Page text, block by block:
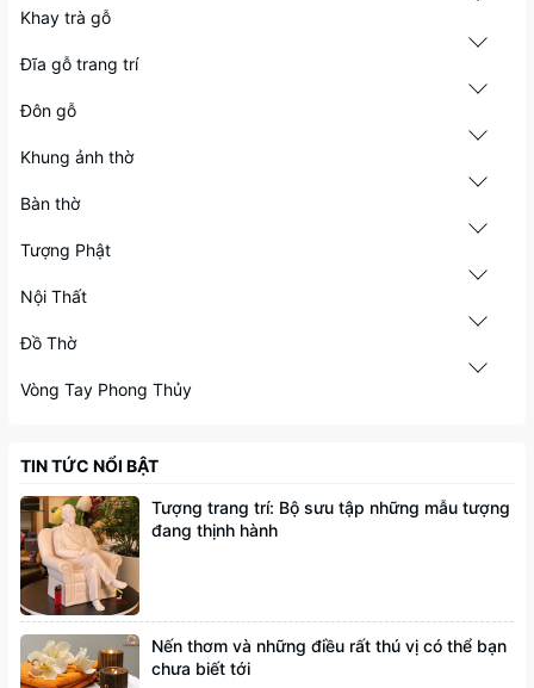
Khay trà gỗ
Đĩa gỗ trang trí
Đôn gỗ
Khung ảnh thờ
Bàn thờ
Tượng Phật
Nội Thất
Đồ Thờ
Vòng Tay Phong Thủy
TIN TỨC NỔI BẬT
Tượng trang trí: Bộ sưu tập những mẫu tượng
đang thịnh hành
Nến thơm và những điều rất thú vị có thể bạn
chưa biết tới